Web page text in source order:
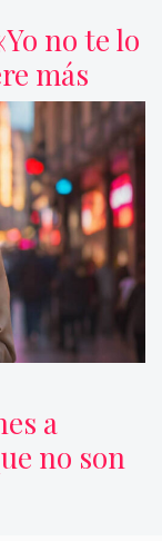
no te lo
más
a
no son